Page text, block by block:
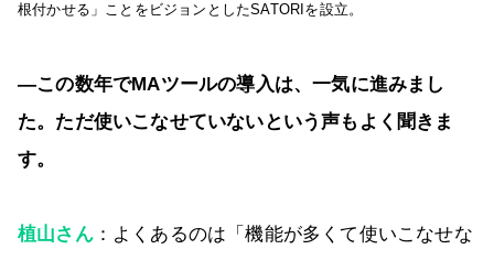
根付かせる」ことをビジョンとしたSATORIを設立。
―この数年でMAツールの導入は、一気に進みまし
た。ただ使いこなせていないという声もよく聞きま
す。
植山さん：よくあるのは「機能が多くて使いこなせな